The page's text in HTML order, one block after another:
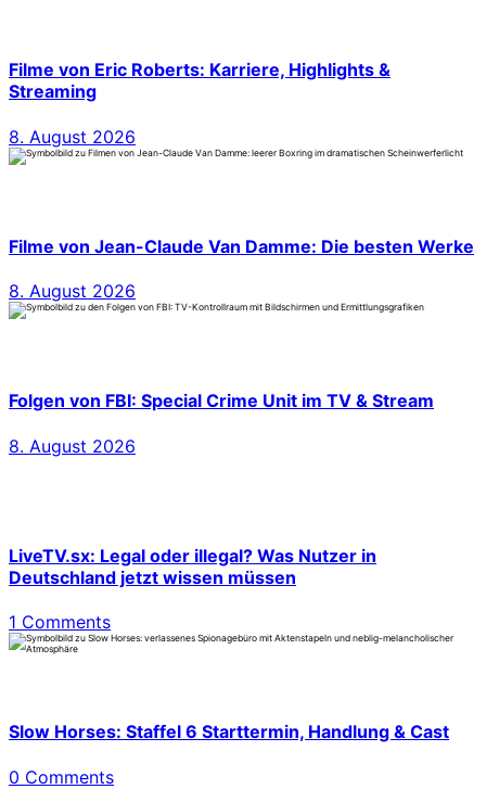
Filme von Eric Roberts: Karriere, Highlights &
Streaming
8. August 2026
Filme von Jean-Claude Van Damme: Die besten Werke
8. August 2026
Folgen von FBI: Special Crime Unit im TV & Stream
8. August 2026
LiveTV.sx: Legal oder illegal? Was Nutzer in
Deutschland jetzt wissen müssen
1 Comments
Slow Horses: Staffel 6 Starttermin, Handlung & Cast
0 Comments